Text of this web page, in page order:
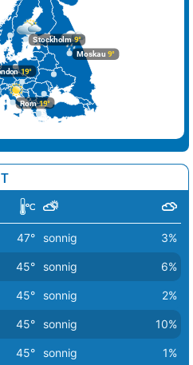
19°
Rom19°
Stockholm9°
Moskau 9°
47° sonnig 3%
45° sonnig 6%
45° sonnig 2%
45° sonnig 10%
45° sonnig 1%